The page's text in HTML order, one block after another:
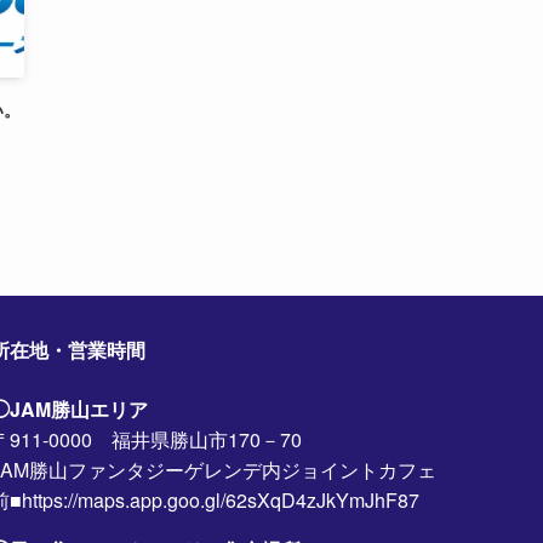
在地・営業時間
勝山エリア
911-0000 福井県勝山市170－70
勝山ファンタジーゲレンデ内ジョイントカフェ
■https://maps.app.goo.gl/62sXqD4zJkYmJhF87